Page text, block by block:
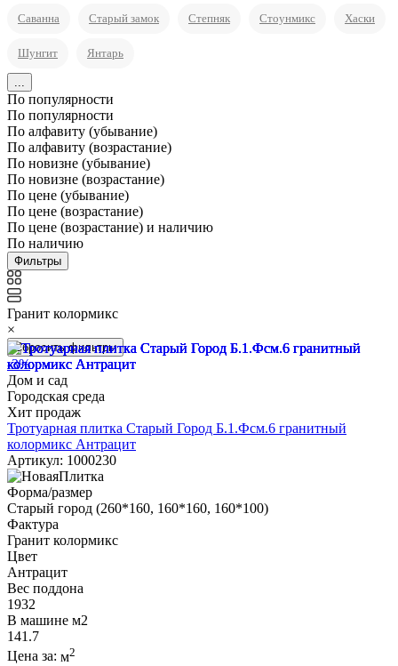
Саванна Старый замок Степняк Стоунмикс Хаски
Шунгит Янтарь
...
По популярности
По популярности
По алфавиту (убывание)
По алфавиту (возрастание)
По новизне (убывание)
По новизне (возрастание)
По цене (убывание)
По цене (возрастание)
По цене (возрастание) и наличию
По наличию
Фильтры
Гранит колормикс
×
Сбросить фильтры
-3%
Дом и сад
Городская среда
Хит продаж
Тротуарная плитка Старый Город Б.1.Фсм.6 гранитный
колормикс Антрацит
Артикул: 1000230
Форма/размер
Старый город (260*160, 160*160, 160*100)
Фактура
Гранит колормикс
Цвет
Антрацит
Вес поддона
1932
В машине м2
141.7
Цена за: м2